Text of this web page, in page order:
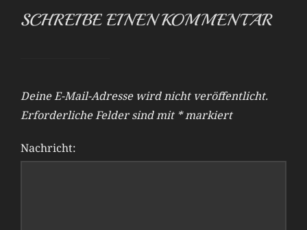
SCHREIBE EINEN KOMMENTAR
Deine E-Mail-Adresse wird nicht veröffentlicht.
Erforderliche Felder sind mit *markiert
Nachricht: